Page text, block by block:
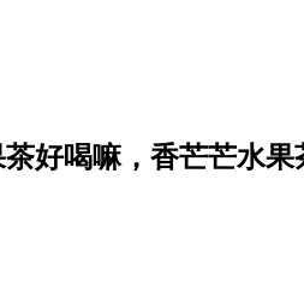
好喝嘛，香芒芒水果